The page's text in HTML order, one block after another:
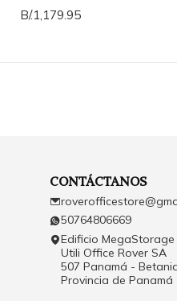
B/.1,179.95
CONTÁCTANOS
50764806669
Edificio MegaStorage
Utili Office Rover SA
507 Panamá -
Provincia de Panamá